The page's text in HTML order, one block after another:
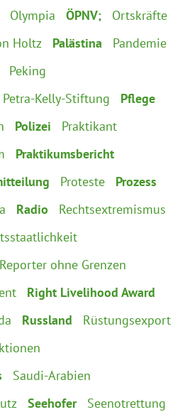
Olympia ÖPNV;
Ortskräfte
Holtz Palästina
Pandemie
Peking
Petra-Kelly-Stiftung
Pflege
Polizei
Praktikant
Praktikumsbericht
Proteste
Prozess
Radio
Rechtsextremismus
Reporter ohne Grenzen
Right Livelihood Award
Russland
Rüstungsexport
Saudi-Arabien
Seehofer
Seenotrettung